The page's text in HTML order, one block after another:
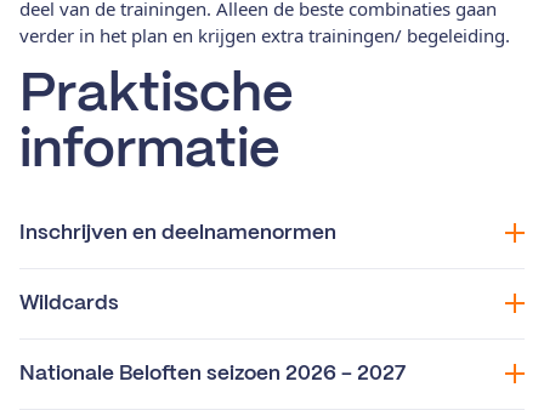
deel van de trainingen. Alleen de beste combinaties gaan
verder in het plan en krijgen extra trainingen/ begeleiding.
Praktische
informatie
Inschrijven en deelnamenormen
Wildcards
Nationale Beloften seizoen 2026 - 2027